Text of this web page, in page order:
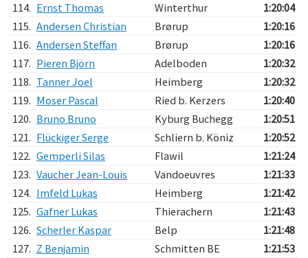
114. Ernst Thomas Winterthur
1:20:04
115. Andersen Christian Brørup
1:20:16
116. Andersen Steffan Brørup
1:20:16
117. Pieren Björn Adelboden
1:20:32
118. Tanner Joel Heimberg
1:20:32
119. Moser Pascal Ried b. Kerzers
1:20:40
120. Bruno Bruno Kyburg Buchegg
1:20:51
121. Flückiger Serge Schliern b. Köniz
1:20:52
122. Gemperli Silas Flawil
1:21:24
123. Vaucher Jean-Louis Vandoeuvres
1:21:33
124. Imfeld Lukas Heimberg
1:21:42
125. Gafner Lukas Thierachern
1:21:43
126. Scherler Kaspar Belp
1:21:48
127. Z Benjamin Schmitten BE
1:21:53